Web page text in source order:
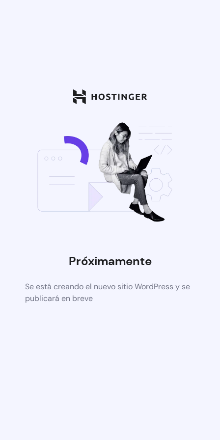
Próximamente
Se está creando el nuevo sitio WordPress y se
publicará en breve